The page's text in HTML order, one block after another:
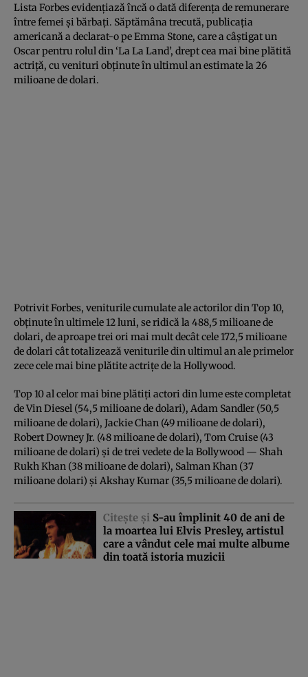
Lista Forbes evidenţiază încă o dată diferenţa de remunerare
între femei şi bărbaţi. Săptămâna trecută, publicaţia
americană a declarat-o pe Emma Stone, care a câştigat un
Oscar pentru rolul din ‘La La Land’, drept cea mai bine plătită
actriţă, cu venituri obţinute în ultimul an estimate la 26
milioane de dolari.
Potrivit Forbes, veniturile cumulate ale actorilor din Top 10,
obţinute în ultimele 12luni, se ridică la 488,5 milioane de
dolari, de aproape trei ori mai mult decât cele 172,5 milioane
de dolari cât totalizează veniturile din ultimul an ale primelor
zece cele mai bine plătite actriţe de la Hollywood.
Top 10 al celor mai bine plătiţi actori din lume este completat
de Vin Diesel (54,5 milioane de dolari), Adam Sandler (50,5
milioane de dolari), Jackie Chan (49 milioane de dolari),
Robert Downey Jr. (48 milioane de dolari), Tom Cruise (43
milioane de dolari) şi de trei vedete de la Bollywood — Shah
Rukh Khan (38 milioane de dolari), Salman Khan (37
milioane dolari) şi Akshay Kumar (35,5 milioane de dolari).
Citeşte şi S-au împlinit 40 de ani de
la moartea lui Elvis Presley, artistul
care a vândut cele mai multe albume
din toată istoria muzicii